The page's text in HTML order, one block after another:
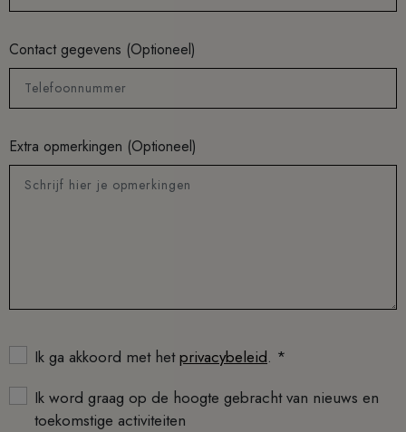
Contact gegevens (Optioneel)
Telefoonnummer
Extra opmerkingen (Optioneel)
Schrijf hier je opmerkingen
Ik ga akkoord met hetprivacybeleid. *
Ik word graag op de hoogte gebracht van nieuws en
toekomstige activiteiten